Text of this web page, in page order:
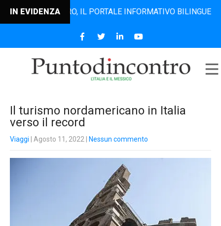
IN EVIDENZAIL PORTALE INFORMATIVO BILINGUE CHE
Il turismo nordamericano in Italia
verso il record
Viaggi | Agosto 11, 2022 Nessun commento